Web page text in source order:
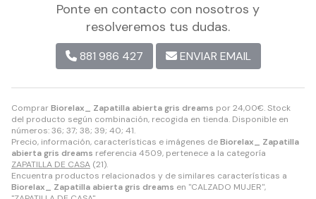
ComprarBiorelax_ Zapatilla abierta gris dreams por24,00€. Stock
del producto según combinación, recogida en tienda. Disponible en
números: 36; 37; 38; 39; 40; 41.
Precio, información, características e imágenes deBiorelax_ Zapatilla
abierta gris dreams referencia 4509, pertenece a la categoría
ZAPATILLA DE CASA (21).
Encuentra productos relacionados y de similares características a
Biorelax_ Zapatilla abierta gris dreams en "CALZADO MUJER",
Ponte en contacto con nosotros y
resolveremos tus dudas.
881 986 427 ENVIAR EMAIL